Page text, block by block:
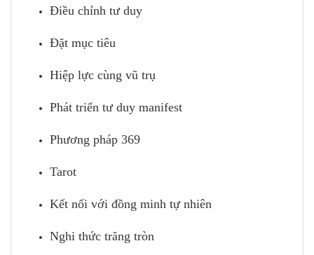
Điều chỉnh tư duy
Đặt mục tiêu
Hiệp lực cùng vũ trụ
Phát triển tư duy manifest
Phương pháp 369
Tarot
Kết nối với đồng minh tự nhiên
Nghi thức trăng tròn